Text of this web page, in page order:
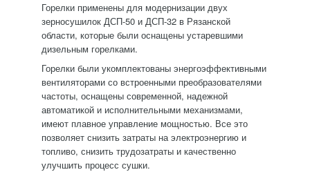
Горелки применены для модернизации двух
зерносушилок ДСП-50 и ДСП-32 в Рязанской
области, которые были оснащены устаревшими
дизельным горелками.
Горелки были укомплектованы энергоэффективными
вентиляторами со встроенными преобразователями
частоты, оснащены современной, надежной
автоматикой и исполнительными механизмами,
имеют плавное управление мощностью. Все это
позволяет снизить затраты на электроэнергию и
топливо, снизить трудозатраты и качественно
улучшить процесс сушки.